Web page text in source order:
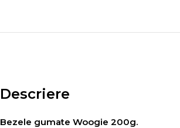
Descriere
Bezele gumate Woogie 200g.